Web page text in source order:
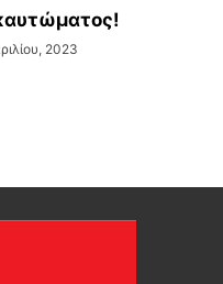
2023